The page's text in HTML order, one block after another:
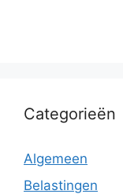
Categorieën
Algemeen
Belastingen